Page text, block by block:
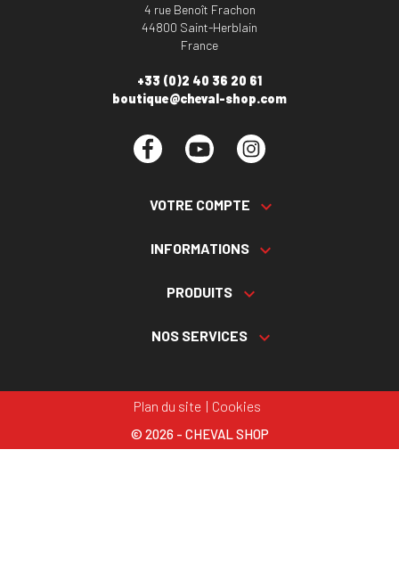
4 rue Benoît Frachon
44800 Saint-Herblain
France
+33 (0)2 40 36 20 61
boutique@cheval-shop.com
Facebook YouTube
VOTRE COMPTE 
INFORMATIONS 
PRODUITS 
NOS SERVICES 
Plan du site Cookies
© 2026 - CHEVAL SHOP